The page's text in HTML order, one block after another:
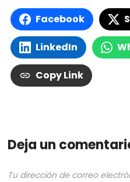
Facebook
LinkedIn
Copy Link
Deja un
Tu dirección de correo